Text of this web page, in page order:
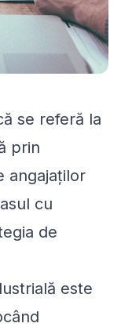
se referă la
prin
angajaților
cu
de
este